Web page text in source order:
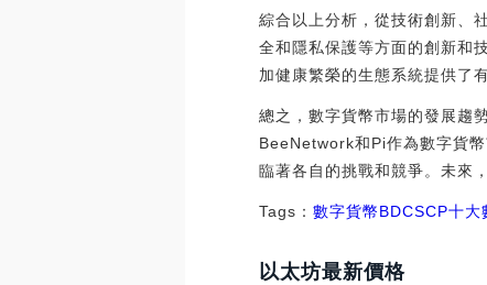
綜合以上分析，從技術創新、
全和隱私保護等方面的創新和
加健康繁榮的生態系統提供了
總之，數字貨幣市場的發展趨
BeeNetwork和Pi作為數字貨
臨著各自的挑戰和競爭。未來
Tags：數字貨幣BDCSCP十大
以太坊最新價格